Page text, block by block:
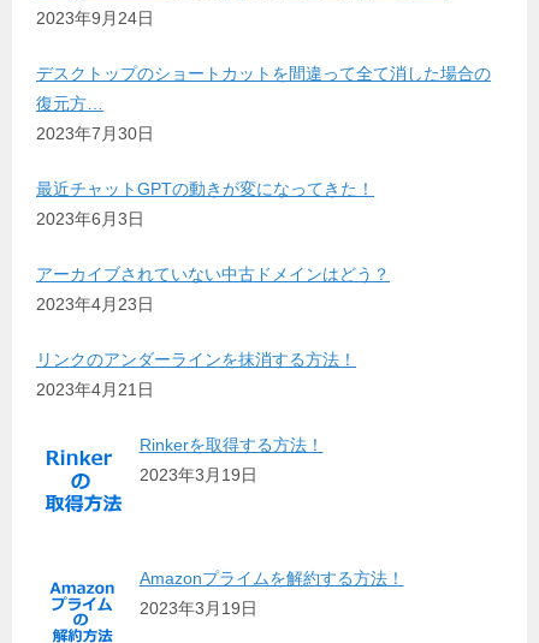
2023年9月24日
デスクトップのショートカットを間違って全て消した場合の
復元方…
2023年7月30日
最近チャットGPTの動きが変になってきた！
2023年6月3日
アーカイブされていない中古ドメインはどう？
2023年4月23日
リンクのアンダーラインを抹消する方法！
2023年4月21日
Rinkerを取得する方法！
2023年3月19日
Amazonプライムを解約する方法！
2023年3月19日